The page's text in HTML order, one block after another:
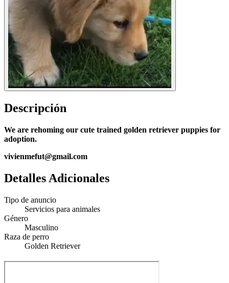
Descripción
We are rehoming our cute trained golden retriever puppies for
adoption.
vivienmefut@gmail.com
Detalles Adicionales
Tipo de anuncio
Servicios para animales
Género
Masculino
Raza de perro
Golden Retriever